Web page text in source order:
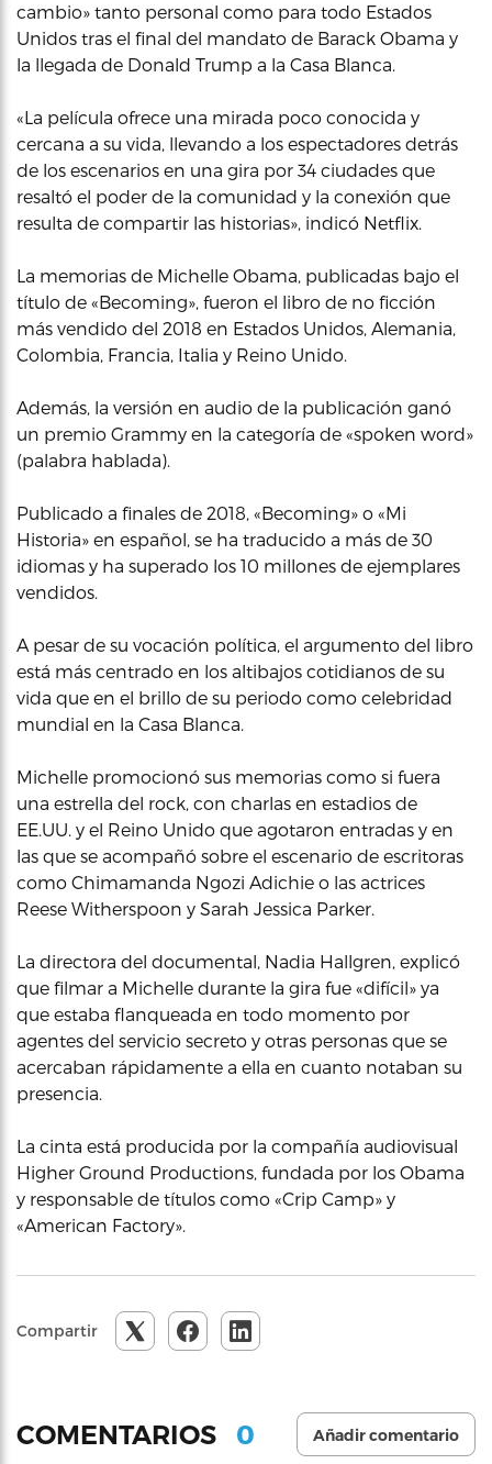
cambio» tanto personal como para todo Estados
Unidos tras el final del mandato de Barack Obama y
la llegada de Donald Trump a la Casa Blanca.
«La película ofrece una mirada poco conocida y
cercana a su vida, llevando a los espectadores detrás
de los escenarios en una gira por 34 ciudades que
resaltó el poder de la comunidad y la conexión que
resulta de compartir las historias», indicó Netflix.
La memorias de Michelle Obama, publicadas bajo el
título de «Becoming», fueron el libro de no ficción
más vendido del 2018 en Estados Unidos, Alemania,
Colombia, Francia, Italia y Reino Unido.
Además, la versión en audio de la publicación ganó
un premio Grammy en la categoría de «spoken word»
(palabra hablada).
Publicado a finales de 2018, «Becoming» o «Mi
Historia» en español, se ha traducido a más de 30
idiomas y ha superado los 10 millones de ejemplares
vendidos.
A pesar de su vocación política, el argumento del libro
está más centrado en los altibajos cotidianos de su
vida que en el brillo de su periodo como celebridad
mundial en la Casa Blanca.
Michelle promocionó sus memorias como si fuera
una estrella del rock, con charlas en estadios de
EE.UU. y el Reino Unido que agotaron entradas y en
las que se acompañó sobre el escenario de escritoras
como Chimamanda Ngozi Adichie o las actrices
Reese Witherspoon y Sarah Jessica Parker.
La directora del documental, Nadia Hallgren, explicó
que filmar a Michelle durante la gira fue «difícil» ya
que estaba flanqueada en todo momento por
agentes del servicio secreto y otras personas que se
acercaban rápidamente a ella en cuanto notaban su
presencia.
La cinta está producida por la compañía audiovisual
Higher Ground Productions, fundada por los Obama
y responsable de títulos como «Crip Camp» y
«American Factory».
Compartir
COMENTARIOS 0 Añadir comentario